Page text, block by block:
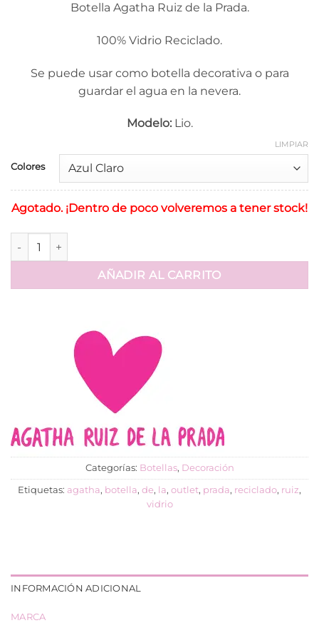
Botella Agatha Ruiz de la Prada.
100% Vidrio Reciclado.
Se puede usar como botella decorativa o para
guardar el agua en la nevera.
Modelo:Lio.
Colores
LIMPIAR
Agotado. ¡Dentro de poco volveremos a tener stock!
Botella Agatha Ruiz De La Prada. Lio cantidad
AÑADIR AL CARRITO
Categorías: Botellas, Decoración
Etiquetas: agatha, botella, de, la, outlet, prada, reciclado, ruiz,
vidrio
INFORMACIÓN ADICIONAL
MARCA